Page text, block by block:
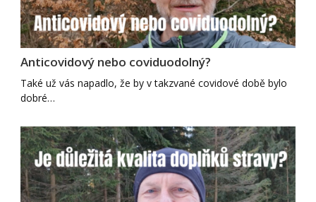
Anticovidový nebo coviduodolný?
Také už vás napadlo, že by v takzvané covidové době bylo
dobré…